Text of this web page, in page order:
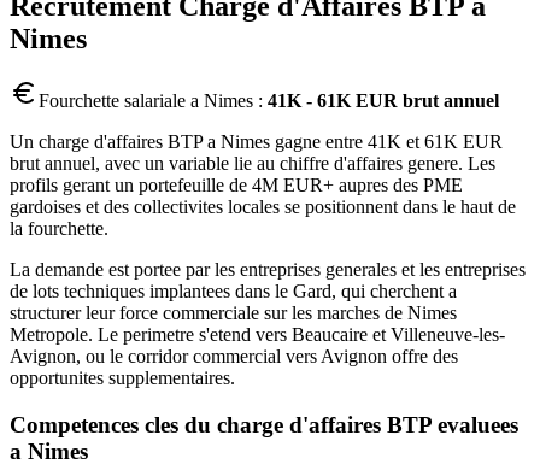
Nimes
Fourchette salariale a Nimes : 41K - 61K EUR brut annuel
Un charge d'affaires BTP a Nimes gagne entre 41K et 61K EUR
brut annuel, avec un variable lie au chiffre d'affaires genere. Les
profils gerant un portefeuille de 4M EUR+ aupres des PME
gardoises et des collectivites locales se positionnent dans le haut de
la fourchette.
La demande est portee par les entreprises generales et les entreprises
de lots techniques implantees dans le Gard, qui cherchent a
structurer leur force commerciale sur les marches de Nimes
Metropole. Le perimetre s'etend vers Beaucaire et Villeneuve-les-
Avignon, ou le corridor commercial vers Avignon offre des
opportunites supplementaires.
Competences cles du charge d'affaires BTP evaluees
a Nimes